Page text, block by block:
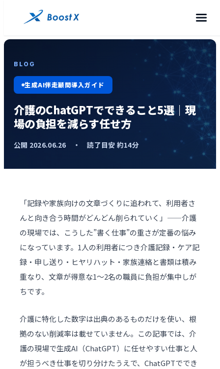
BLOG
生成AI伴走顧問導入ガイド
介護のChatGPTでできること5選｜現
場の負担を減らす任せ方
公開 2026.06.26 ・ 読了目安 約14分
「記録や家族向けの文章づくりに追われて、利用者さ
んと向き合う時間がどんどん削られていく」——介護
の現場では、こうした”書く仕事”の重さが定番の悩み
になっています。1人の利用者につき介護記録・ケア記
録・申し送り・ヒヤリハット・家族連絡と書類は積み
重なり、文章が得意な1〜2名の職員に負担が集中しが
ちです。
介護に特化した数字は出典のあるものだけを使い、根
拠のない削減率は載せていません。この記事では、介
護の現場で生成AI（ChatGPT）に任せやすい仕事と人
が担うべき仕事を切り分けたうえで、ChatGPTででき